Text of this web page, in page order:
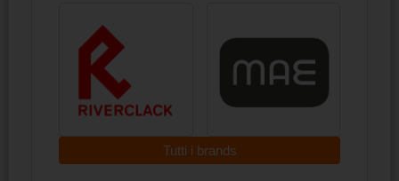
Tutti i brands